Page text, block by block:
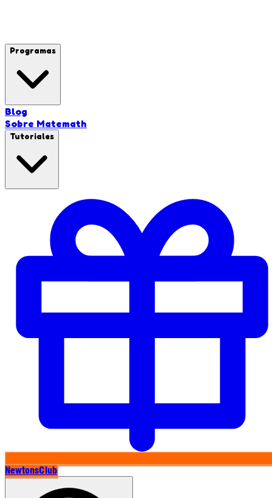
Programas
Blog
Sobre Matemath
Tutoriales
NewtonsClub